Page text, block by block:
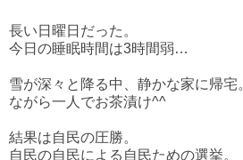
長い日曜日だった。
今日の睡眠時間は3時間弱…
雪が深々と降る中、静かな家に帰宅
ながら一人でお茶漬け^^
結果は自民の圧勝。
自民の自民による自民ための選挙。